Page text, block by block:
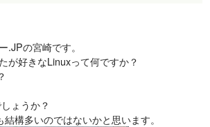
.JPの宮崎です。
が好きなLinuxって何ですか？
ょうか？
構多いのではないかと思います。